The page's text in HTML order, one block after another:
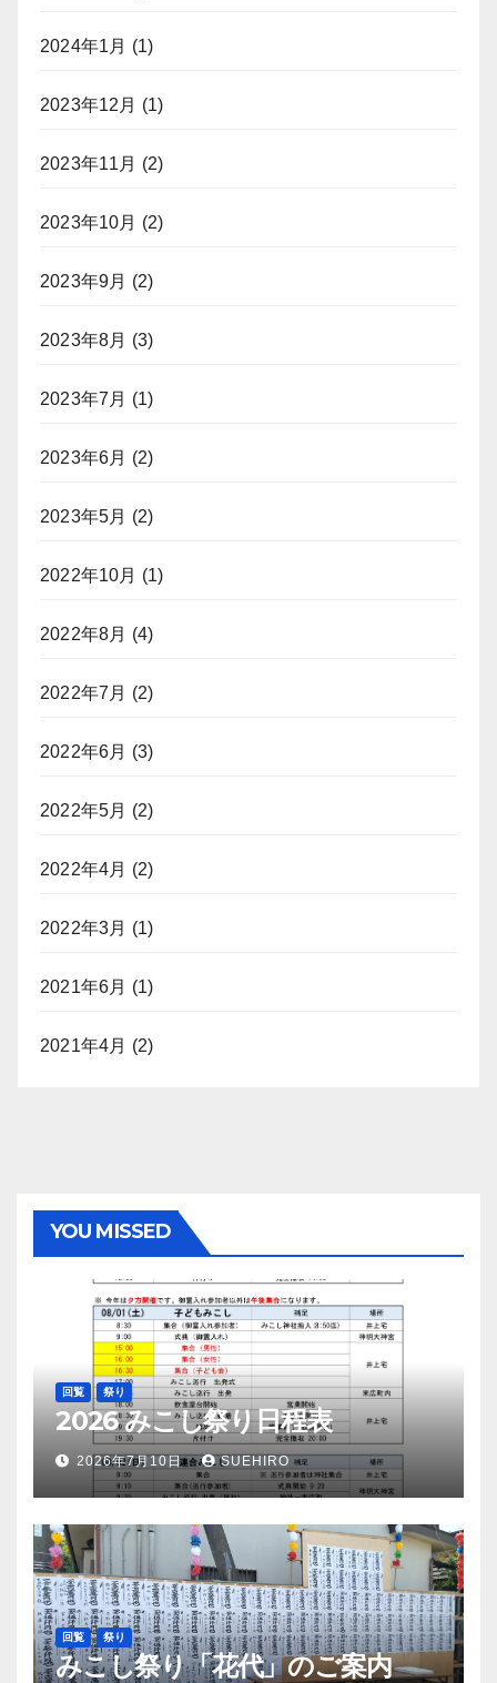
2024年1月 (1)
2023年12月 (1)
2023年11月 (2)
2023年10月 (2)
2023年9月 (2)
2023年8月 (3)
2023年7月 (1)
2023年6月 (2)
2023年5月 (2)
2022年10月 (1)
2022年8月 (4)
2022年7月 (2)
2022年6月 (3)
2022年5月 (2)
2022年4月 (2)
2022年3月 (1)
2021年6月 (1)
2021年4月 (2)
YOU MISSED
回覧 祭り
2026 みこし祭り日程表
2026年7月10日 SUEHIRO
回覧 祭り
みこし祭り「花代」のご案内